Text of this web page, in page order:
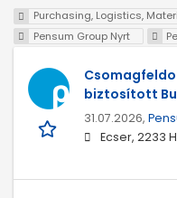
Purchasing, Logistics,
Pensum Group Nyrt
biztosított
31.07.2026,
Ecser, 2233